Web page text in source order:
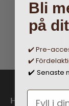
Här finns vi
Bli
på
✔️ Pre-
✔️
✔️ Senaste